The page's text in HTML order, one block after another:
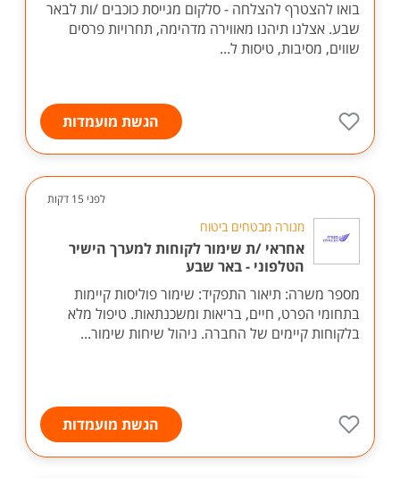
בואו להצטרף להצלחה - סלקום מגייסת כוכבים /ות לבאר
שבע. אצלנו תיהנו מאווירה מדהימה, תחרויות פרסים
שווים, מסיבות, טיסות ל...
הגשת מועמדות
לפני 15 דקות
מנורה מבטחים ביטוח
אחראי /ת שימור לקוחות למערך הישיר
הטלפוני - באר שבע
מספר משרה: תיאור התפקיד: שימור פוליסות קיימות
בתחומי הפרט, חיים, בריאות ומשכנתאות. טיפול מלא
בלקוחות קיימים של החברה. ניהול שיחות שימור...
הגשת מועמדות